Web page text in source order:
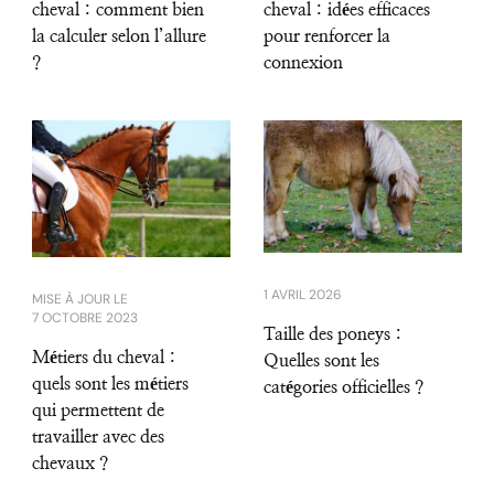
cheval : comment bien
la calculer selon l’allure
?
cheval : idées efficaces
pour renforcer la
connexion
MISE À JOUR LE
7 OCTOBRE 2023
Métiers du cheval :
quels sont les métiers
qui permettent de
travailler avec des
chevaux ?
1 AVRIL 2026
Taille des poneys :
Quelles sont les
catégories officielles ?